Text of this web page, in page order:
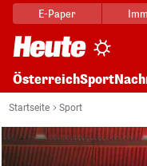
E-Paper
ÖsterreichSport
Startseite Sport
1/20